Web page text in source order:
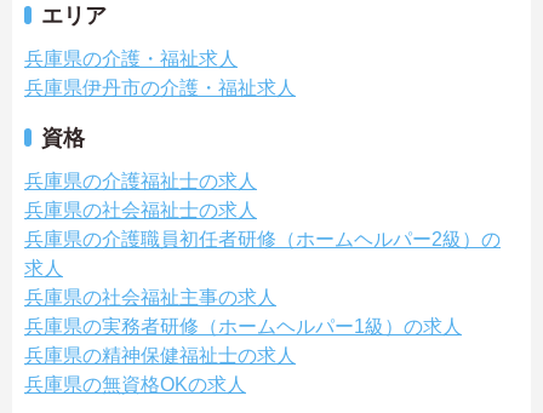
エリア
兵庫県の介護・福祉求人
兵庫県伊丹市の介護・福祉求人
資格
兵庫県の介護福祉士の求人
兵庫県の社会福祉士の求人
兵庫県の介護職員初任者研修（ホームヘルパー2級）の
求人
兵庫県の社会福祉主事の求人
兵庫県の実務者研修（ホームヘルパー1級）の求人
兵庫県の精神保健福祉士の求人
兵庫県の無資格OKの求人